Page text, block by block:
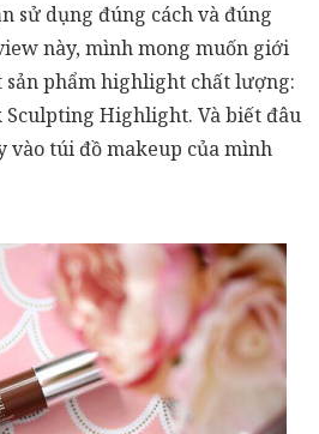
sử dụng đúng cách và đúng
này, mình mong muốn giới
sản phẩm highlight chất lượng:
Sculpting Highlight. Và biết đâu
vào túi đồ makeup của mình